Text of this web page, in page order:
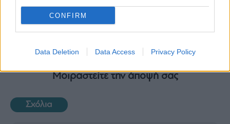
CONFIRM
Data Deletion Data Access Privacy Policy
the
Policy
and
By submitting your email, you agree to our Terms and Privacy Notice.
Μοιραστείτε την άποψή σας
Σχόλια